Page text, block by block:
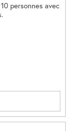
personnes avec